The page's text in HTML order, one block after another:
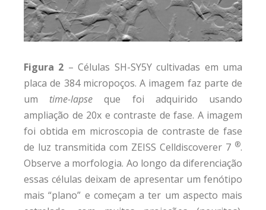
Figura 2 – Células SH-SY5Y cultivadas em uma
placa de 384 micropoços. A imagem faz parte de
um time-lapse que foi adquirido usando
ampliação de 20x e contraste de fase. A imagem
foi obtida em microscopia de contraste de fase
de luz transmitida com ZEISS Celldiscoverer 7 ®.
Observe a morfologia. Ao longo da diferenciação
essas células deixam de apresentar um fenótipo
mais “plano” e começam a ter um aspecto mais